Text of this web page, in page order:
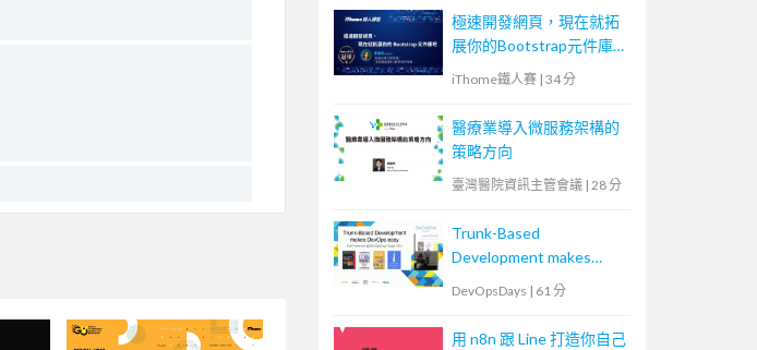
診為例
極速開發網頁，現在就拓
展你的Bootstrap元件庫
iThome鐵人賽 | 34 分
醫療業導入微服務架構的
策略方向
臺灣醫院資訊主管會議 | 28 分
Trunk-Based
Development makes
DevOpsDays | 61 分
用 n8n 跟 Line 打造你自己